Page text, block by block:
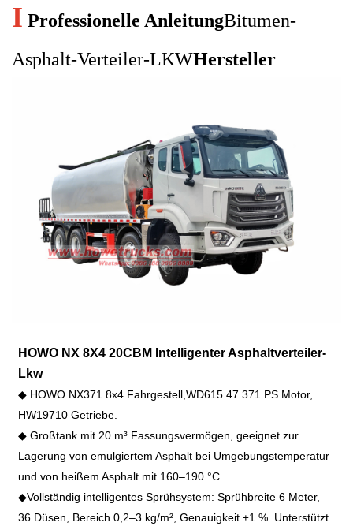
I Professionelle AnleitungBitumen-
Asphalt-Verteiler-LKWHersteller
HOWO NX 8X4 20CBM Intelligenter Asphaltverteiler-
Lkw
◆ HOWO NX371 8x4 Fahrgestell,WD615.47 371 PS Motor,
HW19710 Getriebe.
◆Großtank mit 20 m³ Fassungsvermögen, geeignet zur
Lagerung von emulgiertem Asphalt bei Umgebungstemperatur
und von heißem Asphalt mit 160–190 °C.
◆Vollständig intelligentes Sprühsystem: Sprühbreite 6 Meter,
36 Düsen, Bereich 0,2–3 kg/m², Genauigkeit ±1 %. Unterstützt